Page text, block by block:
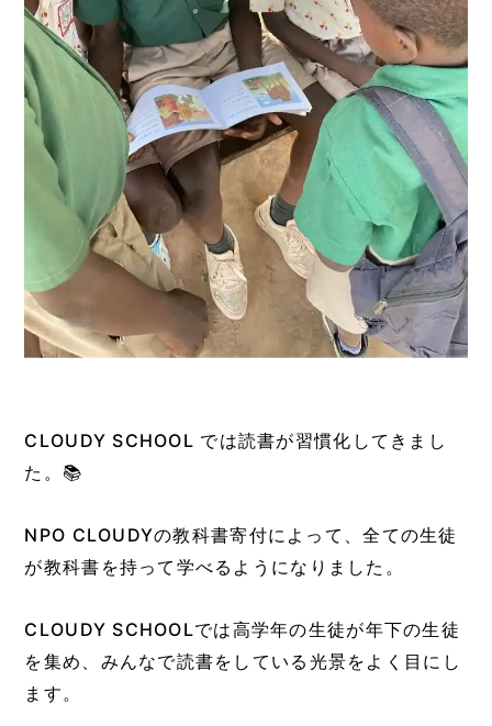
CLOUDY SCHOOL では読書が習慣化してきまし
た。📚
NPO CLOUDYの教科書寄付によって、全ての生徒
が教科書を持って学べるようになりました。
CLOUDY SCHOOLでは高学年の生徒が年下の生徒
を集め、みんなで読書をしている光景をよく目にし
ます。